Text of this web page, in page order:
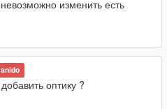
невозможно изменить есть
оптику ?